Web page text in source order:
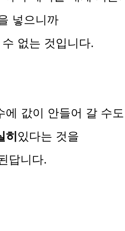
넣으니까
없는 것입니다.
값이 안들어 갈 수
히 있다는 것을
답니다.